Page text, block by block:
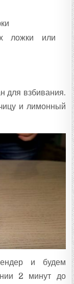
ложки или
для взбивания.
и лимонный
и будем
2 минут до